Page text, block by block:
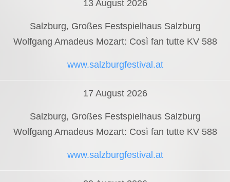
13 August 2026
Salzburg, Großes Festspielhaus Salzburg
Wolfgang Amadeus Mozart: Così fan tutte KV 588
www.salzburgfestival.at
17 August 2026
Salzburg, Großes Festspielhaus Salzburg
Wolfgang Amadeus Mozart: Così fan tutte KV 588
www.salzburgfestival.at